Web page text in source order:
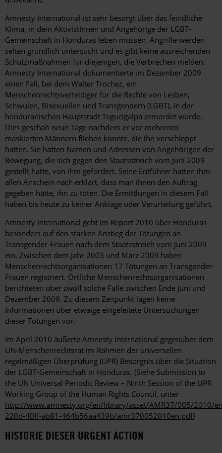
Amnesty International ist sehr besorgt über das feindliche
Klima, in dem AktivistInnen und Angehörige der LGBT-
Gemeinschaft in Honduras leben müssen. Angriffe werden
selten gründlich untersucht und es gibt keine ausreichenden
Schutzmaßnahmen für diejenigen, die Verbrechen melden.
Amnesty International dokumentierte im Dezember 2009
einen Fall, bei dem Walter Trochez, ein
Menschenrechtsverteidiger für die Rechte von Lesben,
Schwulen, Bisexuellen und Transgendern (LGBT), in der
honduranischen Hauptstadt Tegucigalpa ermordet wurde.
Dies geschah neun Tage nachdem er vor mehreren
maskierten Männern fliehen konnte, die ihn verschleppt
hatten. Sie hatten Namen und Adressen von Angehörigen der
Bewegung, die sich gegen den Staatsstreich vom Juni 2009
gestellt hatte, von ihm gefordert. Seine Entführer hatten ihm
allen Anschein nach erklärt, dass man ihnen den Auftrag
gegeben hätte, ihn zu töten. Die Ermittlungen in diesem Fall
haben bis heute zu keiner Anklage oder Verurteilung geführt.
Amnesty International geht im Report 2010 über Honduras
besonders auf den starken Anstieg der Tötungen an
Transgender-Frauen nach dem Staatsstreich vom Juni 2009
ein. Zwischen dem Jahr 2003 und März 2009 haben
Menschenrechtsorganisationen 17 Tötungen an Transgender-
Frauen registriert. Örtliche Menschenrechtsorganisationen
berichteten über zwölf solche Fälle zwischen Ende Juni und
Dezember 2009. Zu diesem Zeitpunkt lagen keine
Informationen über etwaige eingeleitete Untersuchungen
dieser Tötungen vor.
Im April 2010 äußerte Amnesty International gegenüber dem
UN-Menschenrechtsrat im Rahmen der universellen
regelmäßigen Überprüfung (UPR) Besorgnis über die Situation
der LGBT-Gemeinschaft in Honduras. (Siehe Submission to
the UN Universal Periodic Review – Ninth Session of the UPR
Working Group of the Human Rights Council, unter
http://www.amnesty.org/en/library/asset/AMR37/005/2010/
220d-40ff-ab81-464b56aa439b/amr370052010en.pdf)
HISTORIE DIESER URGENT ACTION